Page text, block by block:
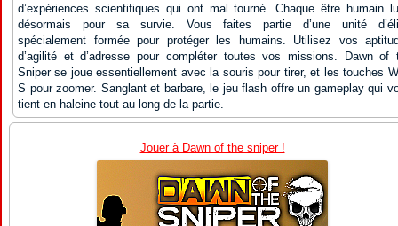
d’expériences scientifiques qui ont mal tourné. Chaque être humain
désormais pour sa survie. Vous faites partie d’une unité
spécialement formée pour protéger les humains. Utilisez vos
d’agilité et d’adresse pour compléter toutes vos missions. Dawn of
Sniper se joue essentiellement avec la souris pour tirer, et les touches
S pour zoomer. Sanglant et barbare, le jeu flash offre un gameplay qui
tient en haleine tout au long de la partie.
Jouer à Dawn of the sniper !